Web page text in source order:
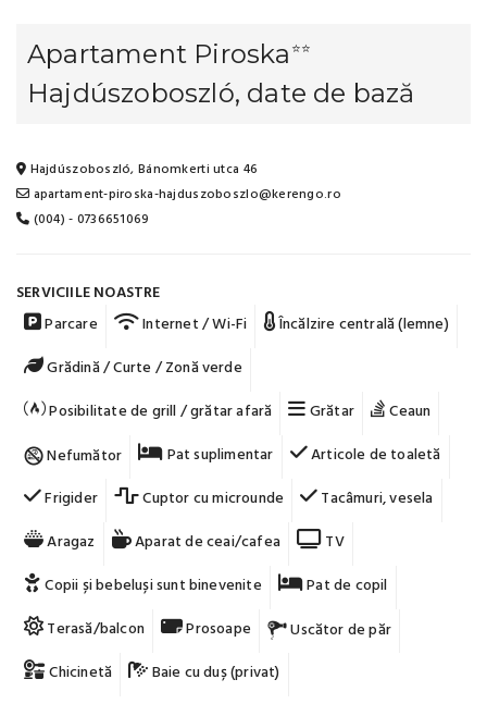
Apartament Piroska ⭐⭐
Hajdúszoboszló, date de bază
Hajdúszoboszló, Bánomkerti utca 46
apartament-piroska-hajduszoboszlo@kerengo.ro
(004) - 0736651069
SERVICIILE NOASTRE
Parcare
Internet / Wi-Fi
Încălzire centrală (lemne)
Grădină / Curte / Zonă verde
Posibilitate de grill / grătar afară
Grătar
Ceaun
Nefumător
Pat suplimentar
Articole de toaletă
Frigider
Cuptor cu microunde
Tacâmuri, vesela
Aragaz
Aparat de ceai/cafea
TV
Copii și bebeluși sunt binevenite
Pat de copil
Terasă/balcon
Prosoape
Uscător de păr
Chicinetă
Baie cu duș (privat)